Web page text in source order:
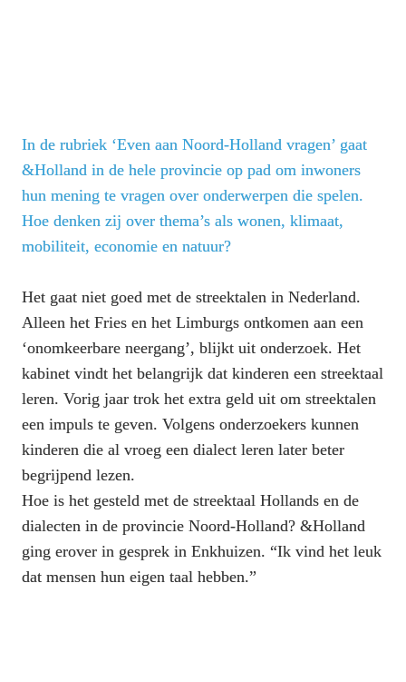
In de rubriek ‘Even aan Noord-Holland vragen’ gaat
&Holland in de hele provincie op pad om inwoners
hun mening te vragen over onderwerpen die spelen.
Hoe denken zij over thema’s als wonen, klimaat,
mobiliteit, economie en natuur?
Het gaat niet goed met de streektalen in Nederland.
Alleen het Fries en het Limburgs ontkomen aan een
‘onomkeerbare neergang’, blijkt uit onderzoek. Het
kabinet vindt het belangrijk dat kinderen een streektaal
leren. Vorig jaar trok het extra geld uit om streektalen
een impuls te geven. Volgens onderzoekers kunnen
kinderen die al vroeg een dialect leren later beter
begrijpend lezen.
Hoe is het gesteld met de streektaal Hollands en de
dialecten in de provincie Noord-Holland? &Holland
ging erover in gesprek in Enkhuizen. “Ik vind het leuk
dat mensen hun eigen taal hebben.”